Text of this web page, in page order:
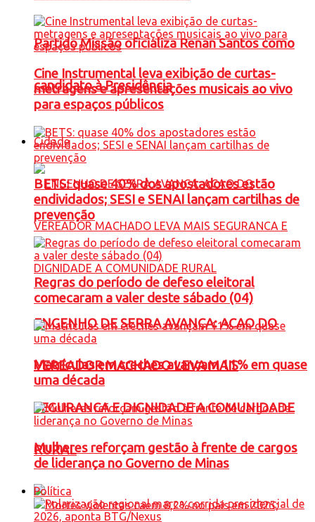
Partido Missão oficializa Renan Santos como
candidato à Presidência
Cidade
ENGENHO DE SERRA AVANÇA: ACAO DO
VEREADOR MACHADO LEVA MAIS
SEGURANCA E DIGNIDADE A COMUNIDADE
RURAL
Cine Instrumental leva exibição de curtas-
metragens e apresentações musicais ao vivo
para espaços públicos
BETS: quase 40% dos apostadores estão
endividados; SESI e SENAI lançam cartilhas de
prevenção
Regras do período de defeso eleitoral
comecaram a valer deste sábado (04)
Matrículas em creches avançam 11% em quase
uma década
Mulheres reforçam gestão à frente de cargos
de liderança no Governo de Minas
Política